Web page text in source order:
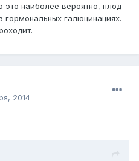
наиболее вероятно, плод
галюцинациях.
2014